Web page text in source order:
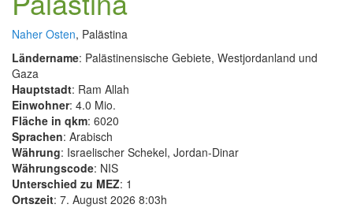
Naher Osten, Palästina
Ländername: Palästinensische Gebiete, Westjordanland und
Gaza
Hauptstadt: Ram Allah
Einwohner: 4.0 Mio.
Fläche in qkm: 6020
Sprachen: Arabisch
Währung: Israelischer Schekel, Jordan-Dinar
Währungscode: NIS
Unterschied zu MEZ: 1
Ortszeit: 7. August 2026 8:03h